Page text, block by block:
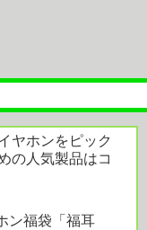
ヤホンをピック
の人気製品はコ
ン福袋「福耳